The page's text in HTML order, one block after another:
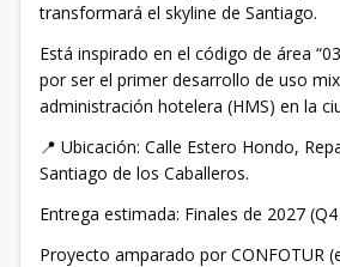
transformará el skyline de Santiago.
Está inspirado en el código de área
por ser el primer desarrollo de uso
administración hotelera (HMS) en la
📍 Ubicación: Calle Estero Hondo,
Santiago de los Caballeros.
Entrega estimada: Finales de 2027
Proyecto amparado por CONFOTUR